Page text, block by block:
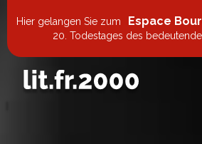
Hier gelangen Sie zum Espace
20. Todestages des